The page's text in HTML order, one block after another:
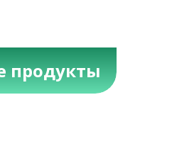
продукты